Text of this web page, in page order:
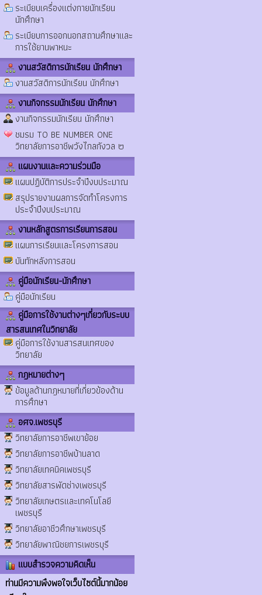
ระเบียบเครื่องแต่งกายนักเรียน
นักศึกษา
ระเบียบการออกนอกสถานศึกษาและ
การใช้ยานพาหนะ
งานสวัสดิการนักเรียน นักศึกษา
งานสวัสดิการนักเรียน นักศึกษา
งานกิจกรรมนักเรียน นักศึกษา
งานกิจกรรมนักเรียน นักศึกษา
ชมรม TO BE NUMBER ONE
วิทยาลัยการอาชีพวังไกลกังวล ๒
แผนงานและความร่วมมือ
แผนปฏิบัติการประจำปีงบประมาณ
สรุปรายงานผลการจัดทำโครงการ
ประจำปีงบประมาณ
งานหลักสูตรการเรียนการสอน
แผนการเรียนและโครงการสอน
บันทักหลังการสอน
คู่มือนักเรียน-นักศึกษา
คู่มือนักเรียน
คู่มือการใช้งานต่างๆเกี่ยวกับระบบ
สารสนเทศในวิทยาลัย
คู่มือการใช้งานสารสนเทศของ
วิทยาลัย
กฎหมายต่างๆ
ข้อมูลด้านกฎหมายที่เกี่ยวข้องด้าน
การศึกษา
อศจ.เพชรบุรี
วิทยาลัยการอาชีพเขาย้อย
วิทยาลัยการอาชีพบ้านลาด
วิทยาลัยเทคนิคเพชรบุรี
วิทยาลัยสารพัดช่างเพชรบุรี
วิทยาลัยเกษตรและเทคโนโลยี
เพชรบุรี
วิทยาลัยอาชีวศึกษาเพชรบุรี
วิทยาลัยพาณิชยการเพชรบุรี
แบบสำรวจความคิดเห็น
ท่านมีความพึงพอใจเว็บไซต์นี้มากน้อย